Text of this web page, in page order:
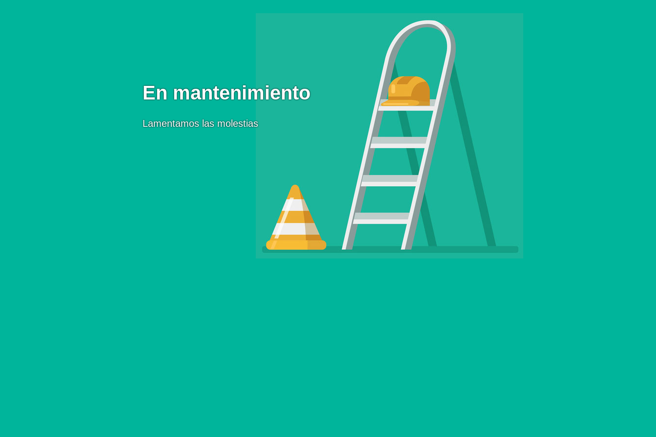
En mantenimiento
Lamentamos las molestias